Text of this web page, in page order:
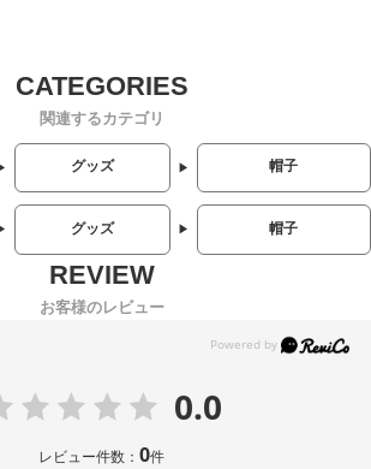
関連するカテゴリ
グッズ 帽子
グッズ 帽子
お客様のレビュー
0.0
レビュー件数：0件